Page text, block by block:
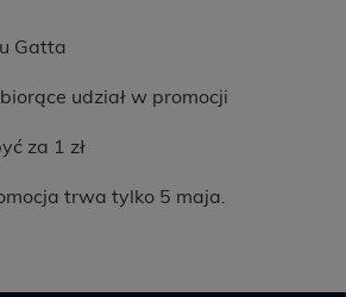
Gatta
udział w promocji
za 1 zł
trwa tylko 5 maja.